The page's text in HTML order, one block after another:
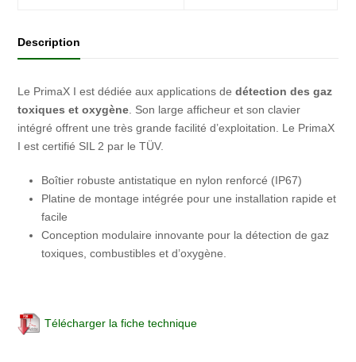
Description
Le PrimaX I est dédiée aux applications dedétection des gaz
toxiques et oxygène . Son large afficheur et son clavier
intégré offrent une très grande facilité d’exploitation. Le PrimaX
I est certifié SIL 2 par le TÜV.
Boîtier robuste antistatique en nylon renforcé (IP67)
Platine de montage intégrée pour une installation rapide et
facile
Conception modulaire innovante pour la détection de gaz
toxiques, combustibles et d’oxygène.
Télécharger la fiche technique